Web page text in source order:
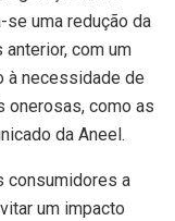
se uma redução da
com um
à necessidade de
onerosas, como as
da Aneel.
consumidores a
um impacto